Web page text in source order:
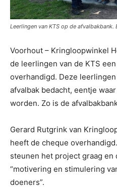
Leerlingen van KTS op de afvalbakbank.
Voorhout – Kringloopwinkel
de leerlingen van de KTS
overhandigd. Deze
afvalbak bedacht, eentje
worden. Zo is de
Gerard Rutgrink van
heeft de cheque
steunen het project graag en
“motivering en stimulering
doeners”.